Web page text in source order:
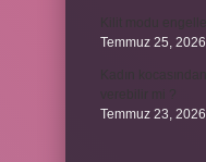
Temmuz 25, 2026
Temmuz 23, 2026